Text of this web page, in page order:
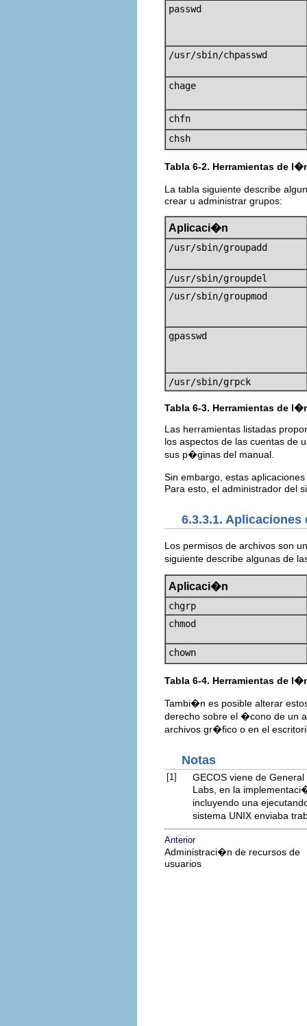
passwd
/usr/sbin/chpasswd
chage
chfn
chsh
Tabla 6-2. Herramientas de
La tabla siguiente describe
crear u administrar grupos:
Aplicaci�n
/usr/sbin/groupadd
/usr/sbin/groupdel
/usr/sbin/groupmod
gpasswd
/usr/sbin/grpck
Tabla 6-3. Herramientas de
Las herramientas listadas
los aspectos de las cuentas de
sus p�ginas del manual.
Sin embargo, estas
Para esto, el administrador del
6.3.3.1.
Los permisos de archivos son
siguiente describe algunas de
Aplicaci�n
chgrp
chmod
chown
Tabla 6-4. Herramientas de
Tambi�n es posible alterar
derecho sobre el �cono de un
archivos gr�fico o en el
Notas
[1]
GECOS viene de
Labs, en la
incluyendo una
sistema UNIX enviaba
Anterior
Administraci�n de recursos de
usuarios